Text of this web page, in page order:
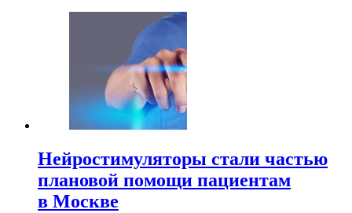
Нейростимуляторы стали частью
плановой помощи пациентам
в Москве